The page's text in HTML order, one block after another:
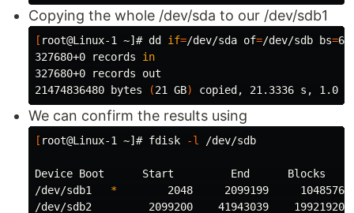
Copying the whole /dev/sda to our /dev/sdb1
[ root@Linux-1 ~]# dd if=/dev/sda of=/dev/sdb bs=
327680+0 records
327680+0 records out
21474836480 bytes
(21 GB)
We can confirm the results using
[ root@Linux-1 ~]# fdisk -l /dev/sdb
Device Boot      Start         End      Blocks   Id
/dev/sdb1 *
2048     2099199     1048576